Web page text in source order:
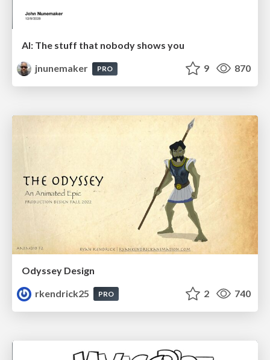
AI: The stuff that nobody shows you
jnunemaker
PRO 9 870
Odyssey Design
rkendrick25
PRO 2 740